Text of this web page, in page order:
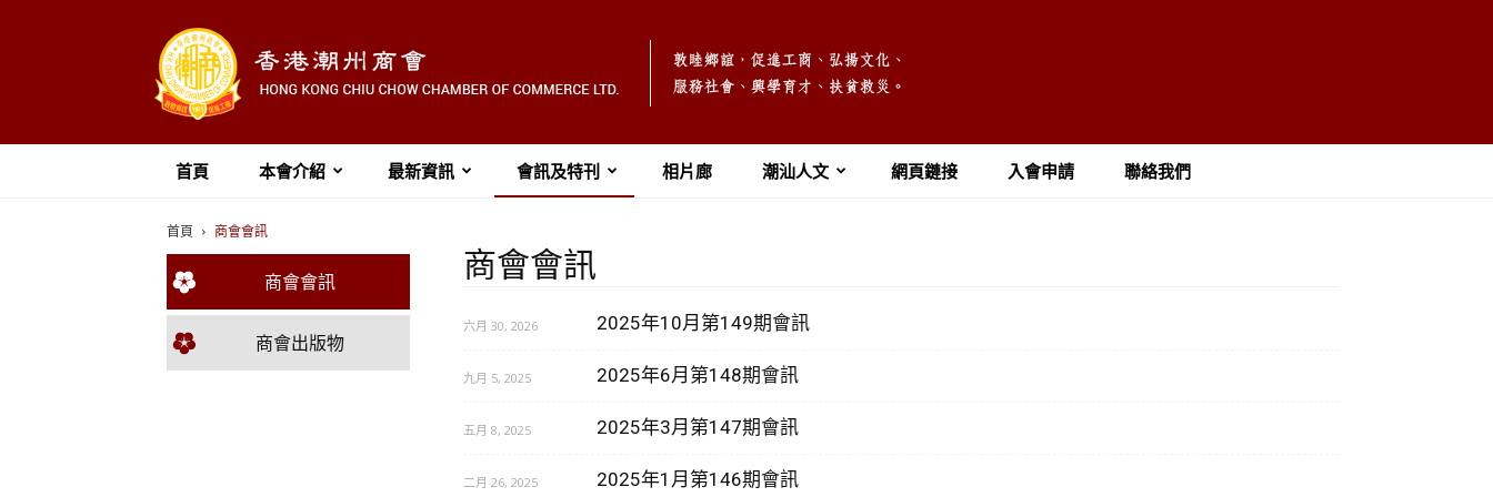
首頁 本會介紹 最新資訊 會訊及特刊 相片廊 潮汕人文 網頁鏈接 入會申請 聯絡我們
首頁 商會會訊
商會會訊
商會出版物
商會會訊
六月 30, 2026 2025年10月第149期會訊
九月 5, 2025 2025年6月第148期會訊
五月 8, 2025 2025年3月第147期會訊
二月 26, 2025 2025年1月第146期會訊